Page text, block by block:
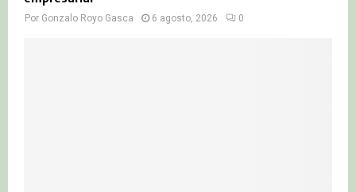
Por Gonzalo Royo Gasca 6 agosto, 2026 0